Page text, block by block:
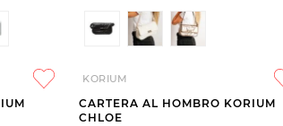
KORIUM
CARTERA AL HOMBRO KORIUM
CHLOE